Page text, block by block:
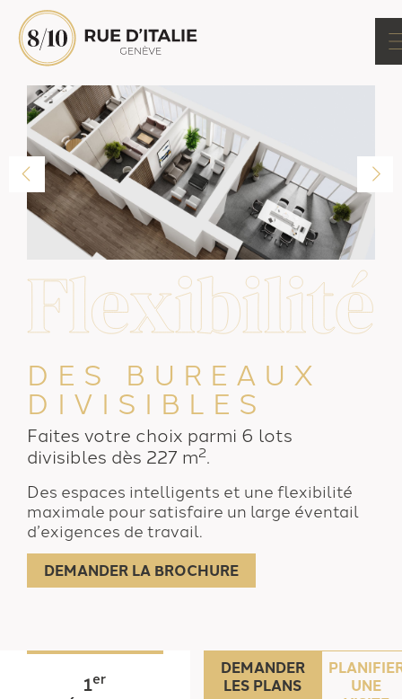
DES BUREAUX
DIVISIBLES
Faites votre choix parmi 6 lots
divisibles dès 227 m2.
Des espaces intelligents et une flexibilité
maximale pour satisfaire un large éventail
d’exigences de travail.
DEMANDER LA BROCHURE
1er
DEMANDER
LES PLANS
UNE